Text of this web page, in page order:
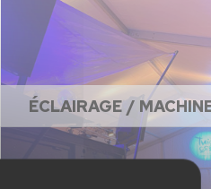
ÉCLAIRAGE /